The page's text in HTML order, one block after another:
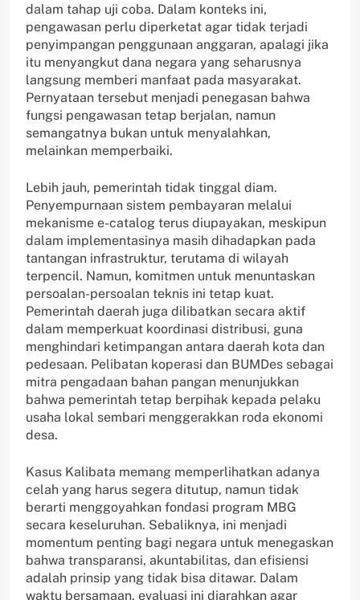
dalam tahap uji coba. Dalam konteks ini,
pengawasan perlu diperketat agar tidak terjadi
penyimpangan penggunaan anggaran, apalagi jika
itu menyangkut dana negara yang seharusnya
langsung memberi manfaat pada masyarakat.
Pernyataan tersebut menjadi penegasan bahwa
fungsi pengawasan tetap berjalan, namun
semangatnya bukan untuk menyalahkan,
melainkan memperbaiki.
Lebih jauh, pemerintah tidak tinggal diam.
Penyempurnaan sistem pembayaran melalui
mekanisme e-catalog terus diupayakan, meskipun
dalam implementasinya masih dihadapkan pada
tantangan infrastruktur, terutama di wilayah
terpencil. Namun, komitmen untuk menuntaskan
persoalan-persoalan teknis ini tetap kuat.
Pemerintah daerah juga dilibatkan secara aktif
dalam memperkuat koordinasi distribusi, guna
menghindari ketimpangan antara daerah kota dan
pedesaan. Pelibatan koperasi dan BUMDes sebagai
mitra pengadaan bahan pangan menunjukkan
bahwa pemerintah tetap berpihak kepada pelaku
usaha lokal sembari menggerakkan roda ekonomi
desa.
Kasus Kalibata memang memperlihatkan adanya
celah yang harus segera ditutup, namun tidak
berarti menggoyahkan fondasi program MBG
secara keseluruhan. Sebaliknya, ini menjadi
momentum penting bagi negara untuk menegaskan
bahwa transparansi, akuntabilitas, dan efisiensi
adalah prinsip yang tidak bisa ditawar. Dalam
waktu bersamaan, evaluasi ini diarahkan agar